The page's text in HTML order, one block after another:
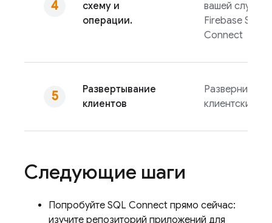
схему и
операции.
вашей службы
Firebase SQL
Connect
Развертывание
клиентов
Разверните
клиентский
Следующие шаги
Попробуйте SQL Connect прямо сейчас:
изучите репозиторий приложений для